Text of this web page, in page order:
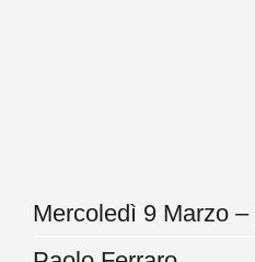
Mercoledì 9 Marzo